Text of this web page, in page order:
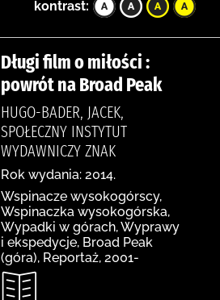
kontrast:
Długi film o miłości :
powrót na Broad Peak
HUGO-BADER, JACEK,
SPOŁECZNY INSTYTUT
WYDAWNICZY ZNAK
Rok wydania: 2014.
Wspinacze wysokogórscy,
Wspinaczka wysokogórska,
Wypadki w górach, Wyprawy
i ekspedycje, Broad Peak
(góra), Reportaż, 2001-